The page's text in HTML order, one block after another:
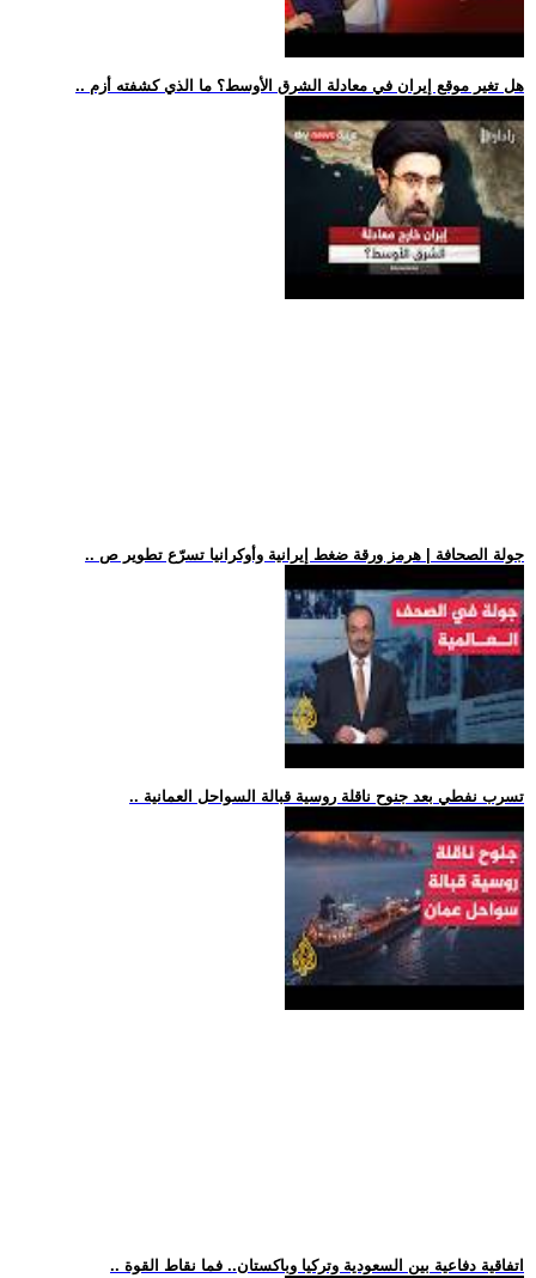
.. هل تغير موقع إيران في معادلة الشرق الأوسط؟ ما الذي كشفته أزم
.. جولة الصحافة | هرمز ورقة ضغط إيرانية وأوكرانيا تسرّع تطوير ص
.. تسرب نفطي بعد جنوح ناقلة روسية قبالة السواحل العمانية
.. اتفاقية دفاعية بين السعودية وتركيا وباكستان.. فما نقاط القوة